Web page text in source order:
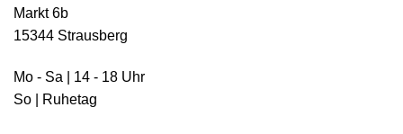
Markt 6b
15344 Strausberg
Mo - Sa | 14 - 18 Uhr
So | Ruhetag